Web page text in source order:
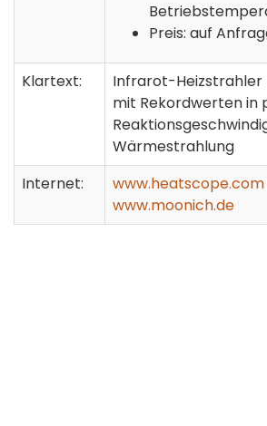
Preis: auf
Klartext:
Infrarot-Heizstrahler
mit Rekordwerten in
Wärmestrahlung
Internet:
www.heatscope.com
www.moonich.de